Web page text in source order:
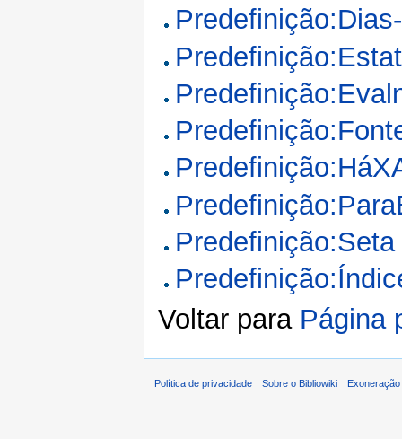
Predefinição:Seta
Voltar para Página
Política de privacidade Sobre o Bibliowiki